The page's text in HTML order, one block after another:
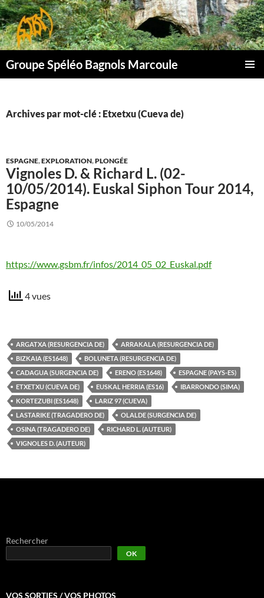
Aller
au
contenu
Groupe Spéléo Bagnols Marcoule
Archives par mot-clé : Etxetxu (Cueva de)
ESPAGNE,EXPLORATION,PLONGÉE
Vignoles D. & Richard L. (02-
10/05/2014). Euskal Siphon Tour 2014,
Espagne
10/05/2014
https://www.gsbm.fr/infos/2014_05_02_Euskal.pdf
4 vues
ARGATXA (RESURGENCIA DE)
ARRAKALA (RESURGENCIA DE)
BIZKAIA (ES1648)
BOLUNETA (RESURGENCIA DE)
CADAGUA (SURGENCIA DE)
ERENO (ES1648)
ESPAGNE (PAYS-ES)
ETXETXU (CUEVA DE)
EUSKAL HERRIA (ES16)
IBARRONDO (SIMA)
KORTEZUBI (ES1648)
LARIZ 97 (CUEVA)
LASTARIKE (TRAGADERO DE)
OLALDE (SURGENCIA DE)
OSINA (TRAGADERO DE)
RICHARD L. (AUTEUR)
VIGNOLES D. (AUTEUR)
Rechercher
OK
VOS SORTIES / VOS PHOTOS